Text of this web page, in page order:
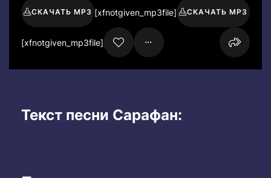
СКАЧАТЬ MP3 [xfnotgiven_mp3file] СКАЧАТЬ MP3
[xfnotgiven_mp3file]
Текст песни Сарафан: